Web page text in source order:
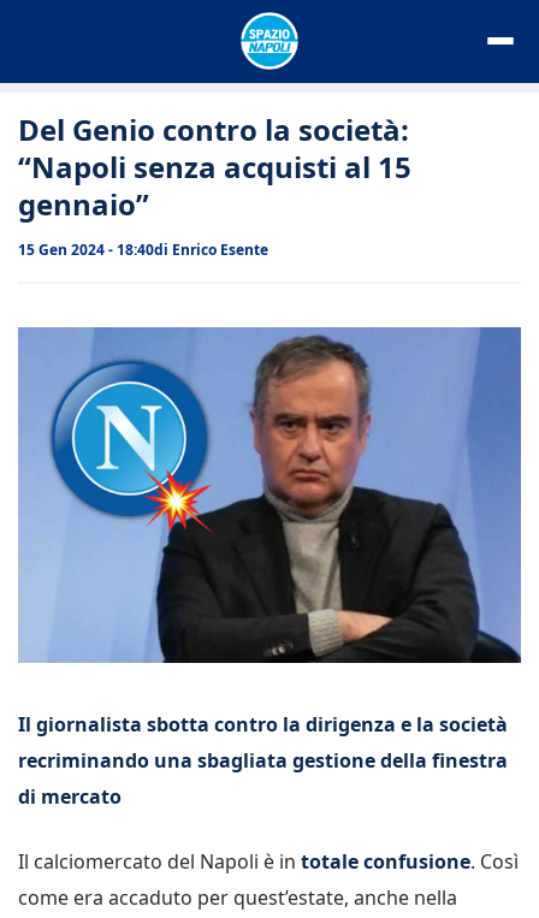
Del Genio contro la società:
“Napoli senza acquisti al 15
gennaio”
15 Gen 2024 - 18:40di Enrico Esente
Il giornalista sbotta contro la dirigenza e la società
recriminando una sbagliata gestione della finestra
di mercato
Il calciomercato del Napoli è in totale confusione. Così
come era accaduto per quest’estate, anche nella